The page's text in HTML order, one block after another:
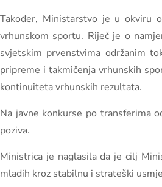
Također, Ministarstvo je u okviru
vrhunskom sportu. Riječ je o
svjetskim prvenstvima održanim
pripreme i takmičenja vrhunskih
kontinuiteta vrhunskih rezultata.
Na javne konkurse po transferima
poziva.
Ministrica je naglasila da je cilj
mladih kroz stabilnu i strateški